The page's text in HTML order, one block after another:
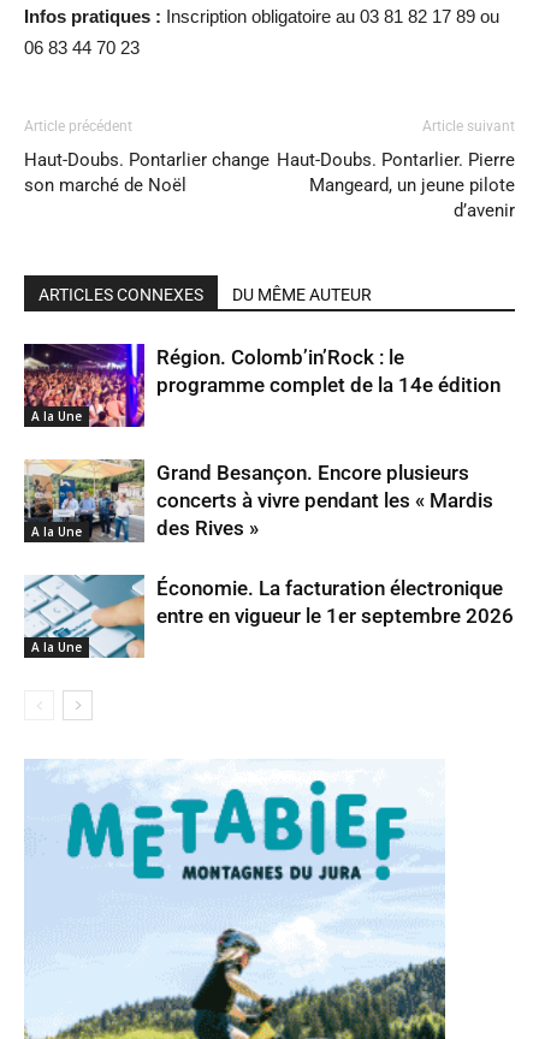
Infos pratiques : Inscription obligatoire au 03 81 82 17 89 ou
06 83 44 70 23
Article précédent
Haut-Doubs. Pontarlier change
son marché de Noël
Article suivant
Haut-Doubs. Pontarlier. Pierre
Mangeard, un jeune pilote
d’avenir
ARTICLES CONNEXES DU MÊME AUTEUR
A la Une
Région. Colomb’in’Rock : le
programme complet de la 14e édition
A la Une
Grand Besançon. Encore plusieurs
concerts à vivre pendant les « Mardis
des Rives »
A la Une
Économie. La facturation électronique
entre en vigueur le 1er septembre 2026